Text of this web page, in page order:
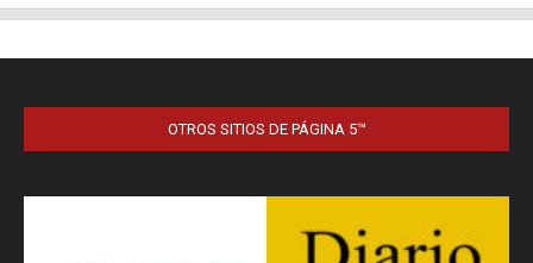
OTROS SITIOS DE PÁGINA 5™